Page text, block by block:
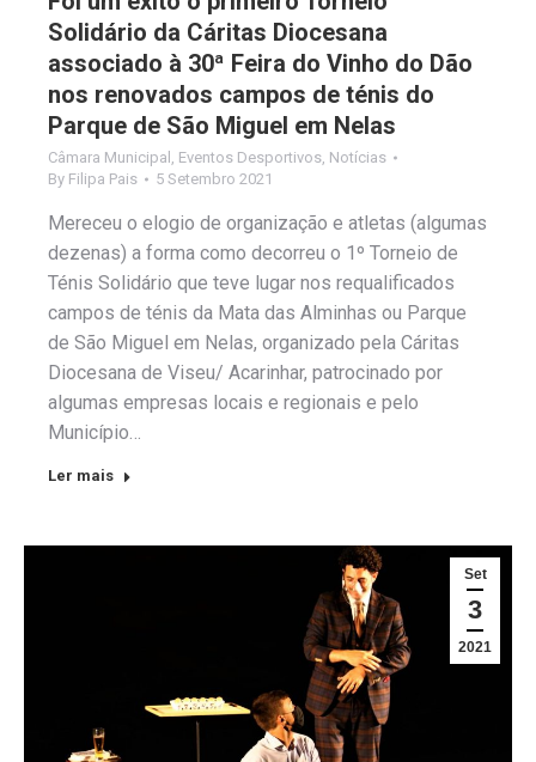
Solidário da Cáritas Diocesana
associado à 30ª Feira do Vinho do Dão
nos renovados campos de ténis do
Parque de São Miguel em Nelas
Câmara Municipal Eventos Desportivos Notícias
By Filipa Pais 5 Setembro 2021
Mereceu o elogio de organização e atletas (algumas
dezenas) a forma como decorreu o 1º Torneio de
Ténis Solidário que teve lugar nos requalificados
campos de ténis da Mata das Alminhas ou Parque
de São Miguel em Nelas, organizado pela Cáritas
Diocesana de Viseu/ Acarinhar, patrocinado por
algumas empresas locais e regionais e pelo
Município…
Ler mais
Set
3
2021